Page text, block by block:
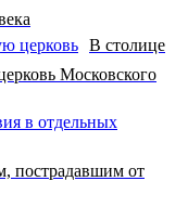
В столице
Московского
пострадавшим от